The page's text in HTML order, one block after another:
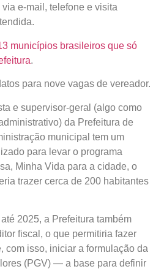
e-mail, telefone e visita
municípios brasileiros que só
.
para nove vagas de vereador.
e supervisor-geral (algo como
da Prefeitura de
municipal tem um
para levar o programa
Minha Vida para a cidade, o
trazer cerca de 200 habitantes
2025, a Prefeitura também
fiscal, o que permitiria fazer
com isso, iniciar a formulação da
(PGV) — a base para definir